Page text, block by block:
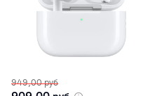
949,00 руб